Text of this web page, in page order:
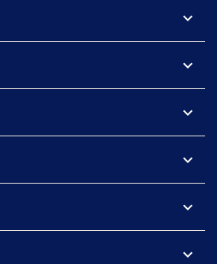
expand_more
expand_more
expand_more
expand_more
expand_more
expand_more